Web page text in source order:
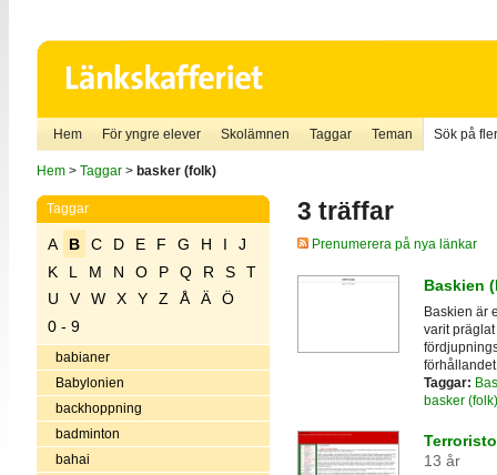
Hem För yngre elever Skolämnen Taggar Teman Sök på
Hem> Taggar> basker (folk)
Taggar
A B C D E F G H I
J
K
L M N O P Q R S
T
U
V W X Y Z Å Ä
Ö
0 - 9
babianer
Babylonien
backhoppning
badminton
bahai
3 träffar
Prenumerera på nya länkar
Baskien
Baskien är
varit
Taggar:
basker (folk)
13 år